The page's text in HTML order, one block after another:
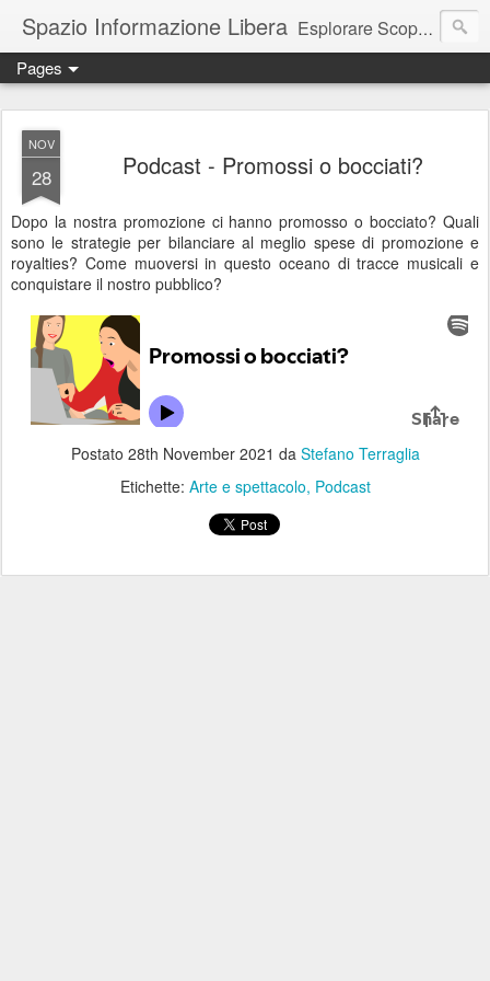
Spazio Informazione Libera Esplorare Scoprire Creare
Escursioni, viaggi, arte, tecnologia, attualità
Pages
NOV
28 Podcast - Promossi o bocciati?
Dopo la nostra promozione ci hanno promosso o bocciato? Quali
sono le strategie per bilanciare al meglio spese di promozione e
royalties? Come muoversi in questo oceano di tracce musicali e
conquistare il nostro pubblico?
Postato 28th November 2021 da Stefano Terraglia
Etichette: Arte e spettacolo Podcast